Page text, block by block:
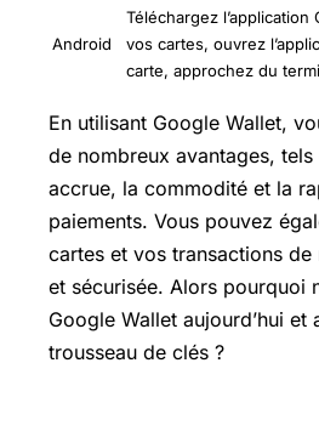
Android
Téléchargez
vos cartes, ouvrez
carte, approchez du
En utilisant Google Wallet,
de nombreux avantages,
accrue, la commodité et la
paiements. Vous pouvez
cartes et vos transactions de
et sécurisée. Alors pourquoi
Google Wallet aujourd’hui et
trousseau de clés ?